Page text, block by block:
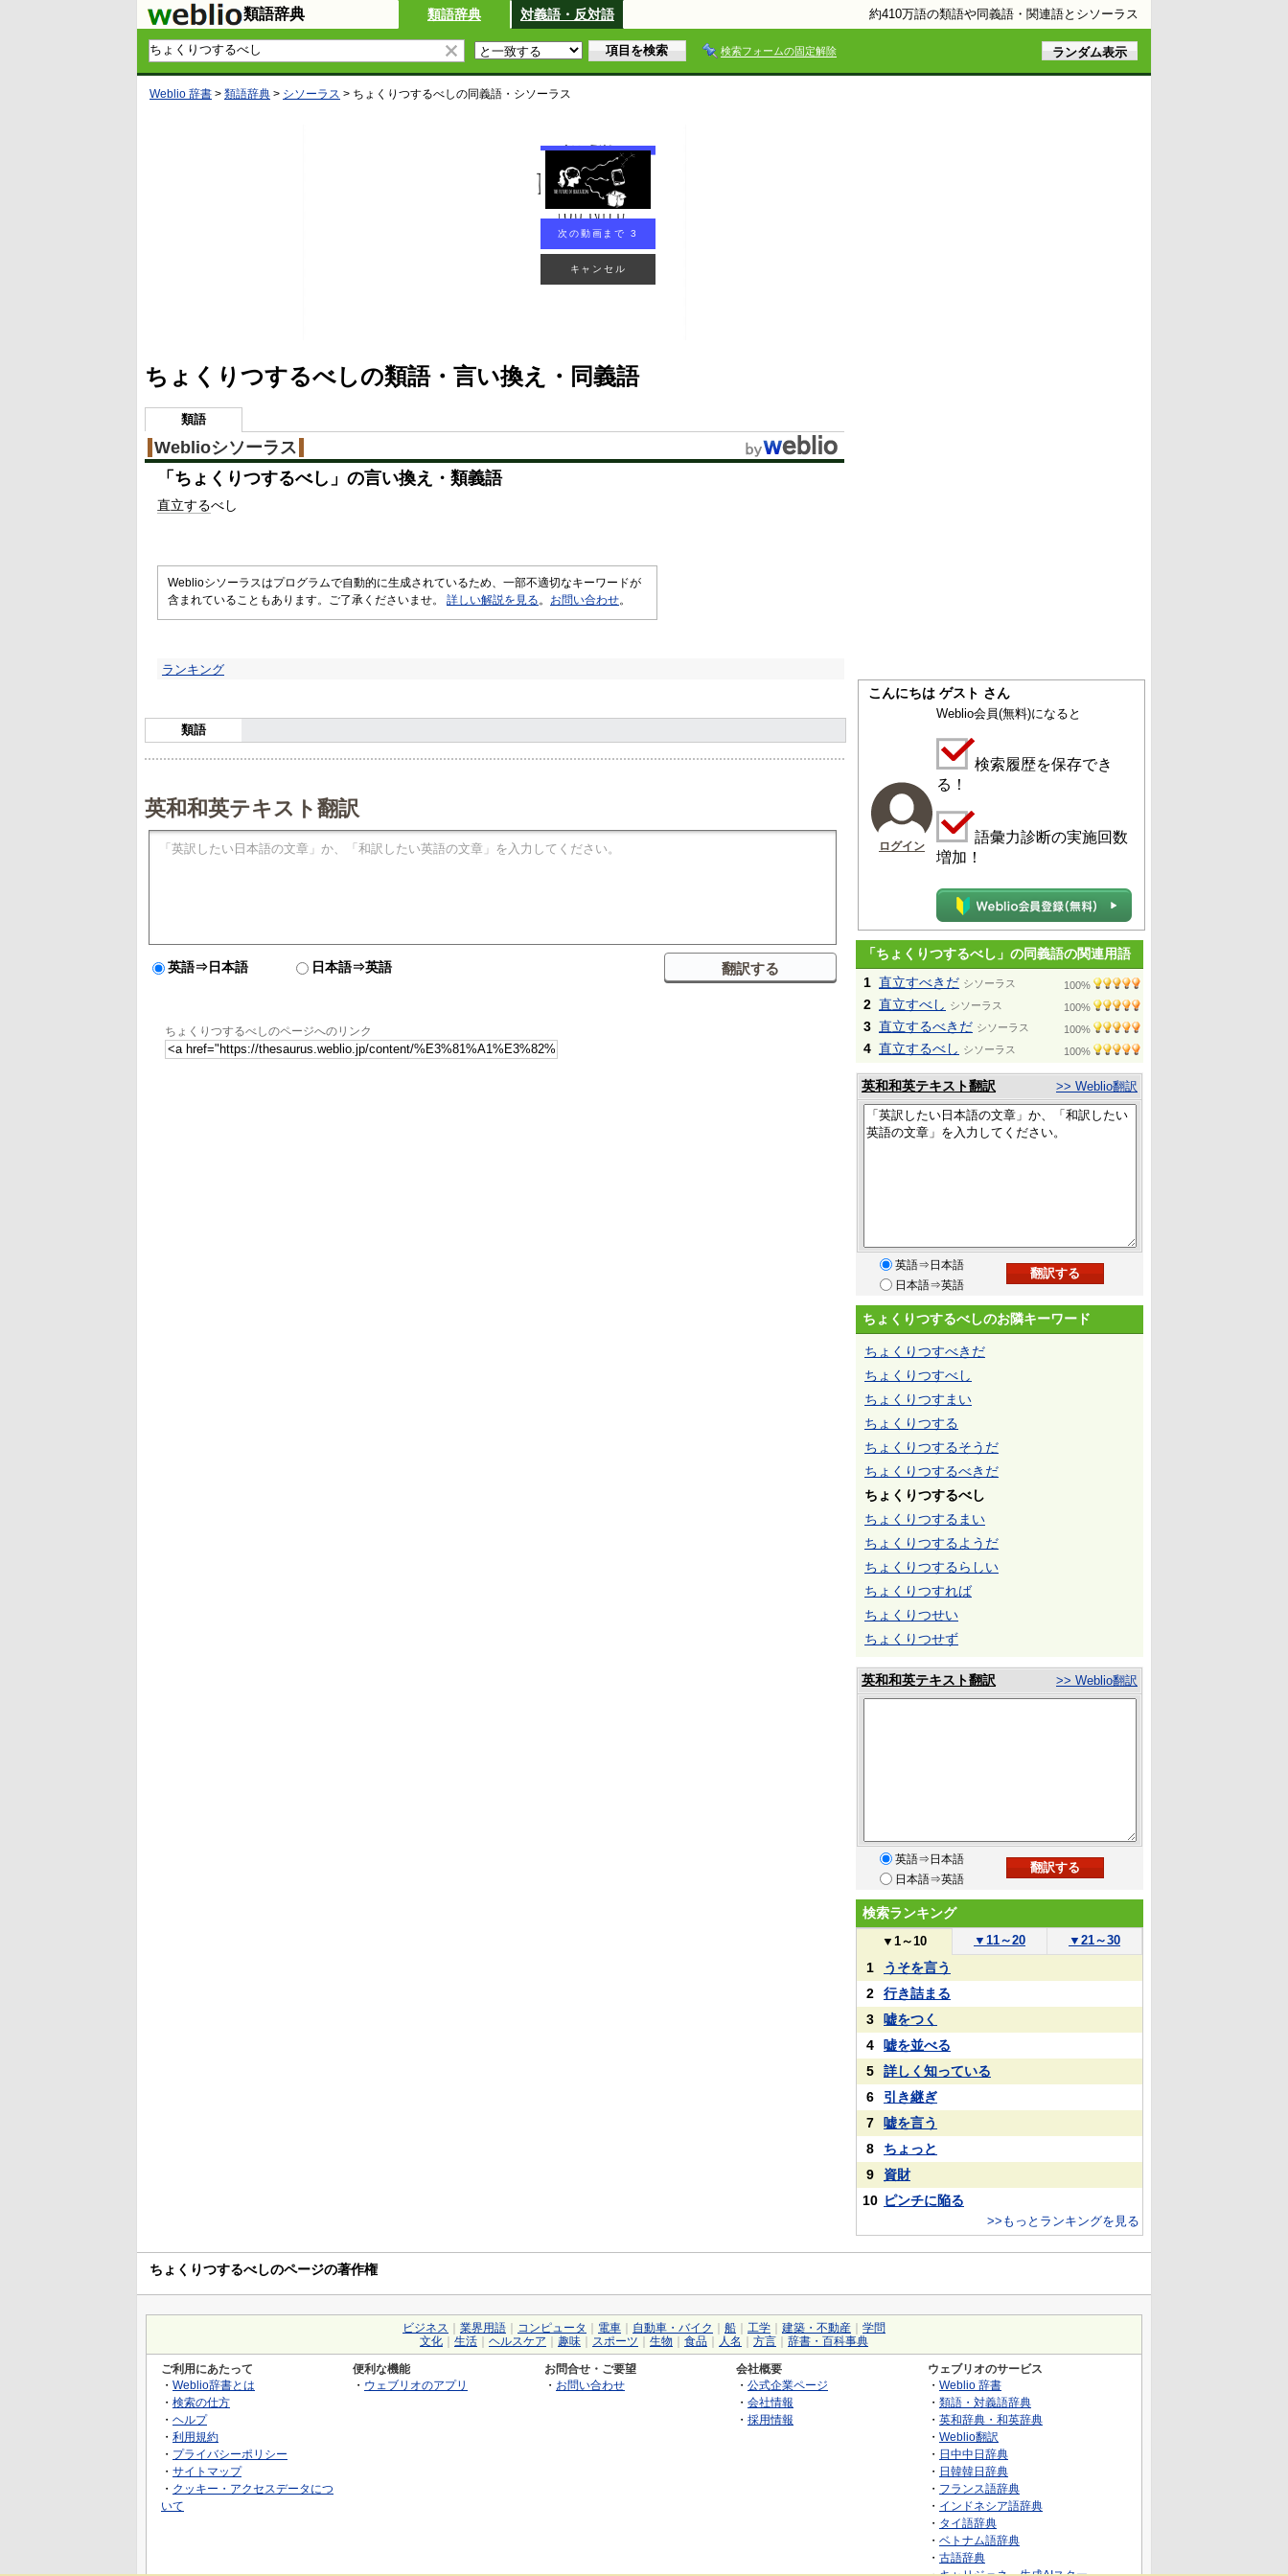
類語辞典 類語辞典 対義語・反対語 約410万語の類語や同義語・関連語とシソーラス
検索フォームの固定解除
Weblio 辞書 > 類語辞典 > シソーラス > ちょくりつするべしの同義語・シソーラス
次の動画まで 2
キャンセル
ちょくりつするべしの類語・言い換え・同義語
類語
Weblioシソーラス
「 ちょくりつするべし 」の言い換え・類義語
直立するべし
Weblioシソーラスはプログラムで自動的に生成されているため、一部不適切なキーワードが
含まれていることもあります。ご了承くださいませ。 詳しい解説を見る 。 お問い合わせ。
ランキング
類語
英和和英テキスト翻訳
英語⇒日本語 日本語⇒英語
ちょくりつするべしのページへのリンク
こんにちは ゲスト さん
ログイン
Weblio会員(無料)になると
検索履歴を保存でき
る！
語彙力診断の実施回数
増加！
「ちょくりつするべし」の同義語の関連用語
1 直立すべきだ シソーラス 100%
2 直立すべし シソーラス 100%
3 直立するべきだ シソーラス 100%
4 直立するべし シソーラス 100%
英和和英テキスト翻訳 >> Weblio翻訳
英語⇒日本語
日本語⇒英語
ちょくりつするべしのお隣キーワード
ちょくりつすべきだ
ちょくりつすべし
ちょくりつすまい
ちょくりつする
ちょくりつするそうだ
ちょくりつするべきだ
ちょくりつするべし
ちょくりつするまい
ちょくりつするようだ
ちょくりつするらしい
ちょくりつすれば
ちょくりつせい
ちょくりつせず
英和和英テキスト翻訳 >> Weblio翻訳
英語⇒日本語
日本語⇒英語
検索ランキング
▼ 1～10 ▼ 11～20 ▼ 21～30
1
うそを言う
2
行き詰まる
3
嘘をつく
4
嘘を並べる
5
詳しく知っている
6
引き継ぎ
7
嘘を言う
8
ちょっと
9
資財
10 ピンチに陥る
>>もっとランキングを見る
ちょくりつするべしのページの著作権
ビジネス 業界用語 コンピュータ 電車 自動車・バイク 船 工学 建築・不動産
学問
文化
生活 ヘルスケア 趣味 スポーツ 生物 食品 人名 方言 辞書・百科事典
ご利用にあたって
・ Weblio辞書とは
・ 検索の仕方
・ ヘルプ
・ 利用規約
・ プライバシーポリシー
・ サイトマップ
・ クッキー・アクセスデータにつ
いて
便利な機能
・ ウェブリオのアプリ
お問合せ・ご要望
・ お問い合わせ
会社概要
・ 公式企業ページ
・ 会社情報
・ 採用情報
ウェブリオのサービス
・ Weblio 辞書
・ 類語・対義語辞典
・ 英和辞典・和英辞典
・ Weblio翻訳
・ 日中中日辞典
・ 日韓韓日辞典
・ フランス語辞典
・ インドネシア語辞典
・ タイ語辞典
・ ベトナム語辞典
・ 古語辞典